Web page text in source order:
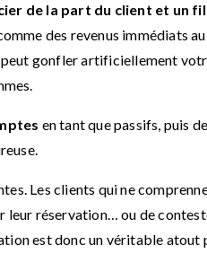
de la part du client et un
des revenus immédiats
gonfler artificiellement
en tant que passifs, puis
Les clients qui ne
leur réservation… ou de
est donc un véritable atout